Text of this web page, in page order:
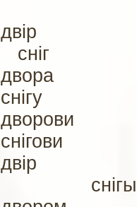
двір
сніг
двора
снігу
дворови
снігови
двір
снігы